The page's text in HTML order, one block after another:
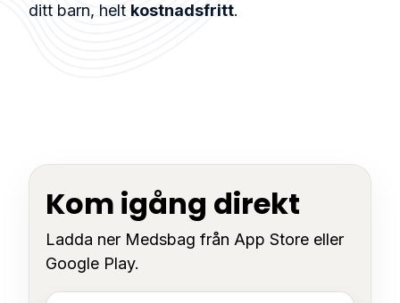
ditt barn, helt kostnadsfritt.
Kom igång direkt
Ladda ner Medsbag från App Store eller
Google Play.